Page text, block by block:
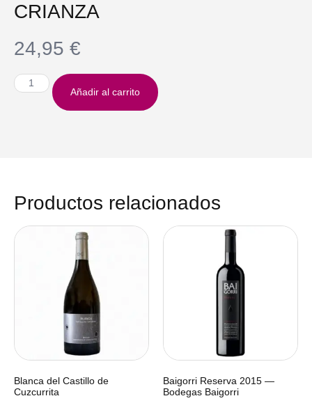
CRIANZA
24,95 €
Añadir al carrito
Productos relacionados
Blanca del Castillo de
Cuzcurrita
Baigorri Reserva 2015 —
Bodegas Baigorri